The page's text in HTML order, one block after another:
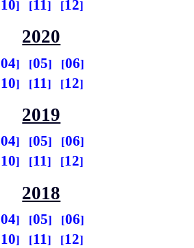
10 11 12
2020
04 05
06
10 11 12
2019
04 05
06
10 11 12
2018
04 05
06
10 11 12